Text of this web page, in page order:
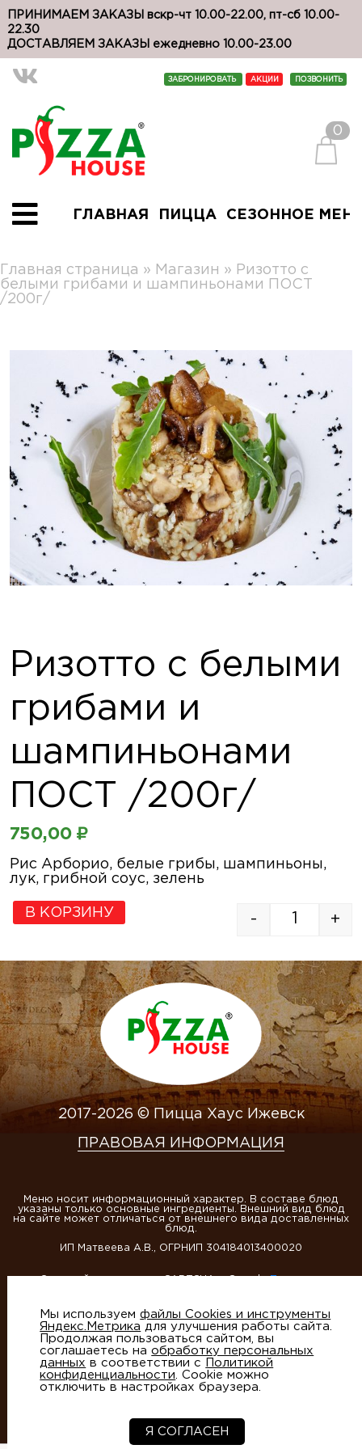
ПРИНИМАЕМ ЗАКАЗЫ вскр-чт 10.00-22.00, пт-сб 10.00-
22.30
ДОСТАВЛЯЕМ ЗАКАЗЫ ежедневно 10.00-23.00
ЗАБРОНИРОВАТЬ АКЦИИ ПОЗВОНИТЬ
0
ГЛАВНАЯ ПИЦЦА СЕЗОННОЕ
Главная страница » Магазин » Ризотто с
белыми грибами и шампиньонами ПОСТ
/200г/
Ризотто с белыми
грибами и
шампиньонами
ПОСТ /200г/
750,00 ₽
Рис Арборио, белые грибы, шампиньоны,
лук, грибной соус, зелень
- +
В КОРЗИНУ
2017-2026 © Пицца Хаус Ижевск
ПРАВОВАЯ ИНФОРМАЦИЯ
Меню носит информационный характер. В составе блюд
указаны только основные ингредиенты. Внешний вид блюд
на сайте может отличаться от внешнего вида доставленных
блюд.
ИП Матвеева А.В., ОГРНИП 304184013400020
Создание сайтов- студия Артико
Мы используемфайлы Cookies и инструменты
Яндекс.Метрика для улучшения работы сайта.
Продолжая пользоваться сайтом, вы
соглашаетесь наобработку персональных
данных в соответствии с
Политикой
конфиденциальности . Cookie можно
отключить в настройках браузера.
Я СОГЛАСЕН